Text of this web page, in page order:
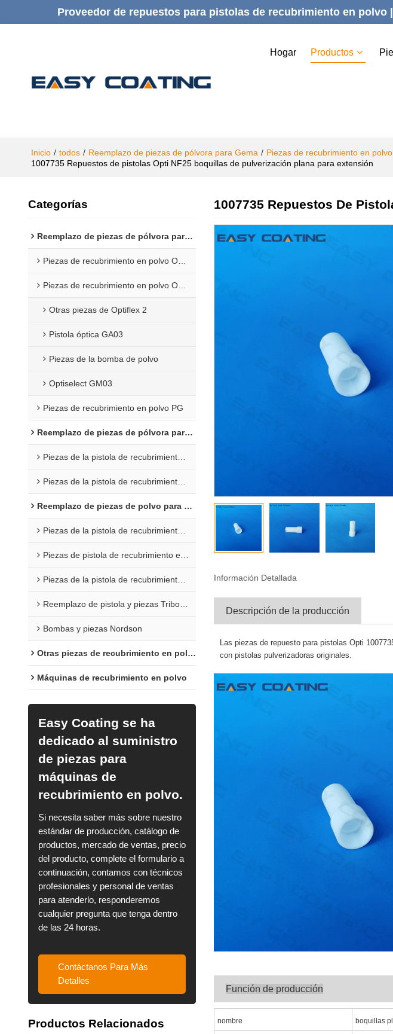
Proveedor de repuestos para pistolas de recubrimiento en
Hogar Productos
Inicio / todos / Reemplazo de piezas de pólvora para Gema / Piezas de recubrimiento en
1007735 Repuestos de pistolas Opti NF25 boquillas de pulverización plana para extensión
Categorías
Reemplazo de piezas de pólvora para Gema
Piezas de recubrimiento en polvo Opti 1F
Piezas de recubrimiento en polvo Opti 2F
Otras piezas de Optiflex 2
Pistola óptica GA03
Piezas de la bomba de polvo
Optiselect GM03
Piezas de recubrimiento en polvo PG
Reemplazo de piezas de pólvora para Wagner
Piezas de la pistola de recubrimiento C4
Piezas de la pistola de recubrimiento en polvo X1
Reemplazo de piezas de polvo para Nordson
Piezas de la pistola de recubrimiento en polvo Encore
Piezas de pistola de recubrimiento en polvo Sure Coat
Piezas de la pistola de recubrimiento en polvo Versa
Reemplazo de pistola y piezas Tribomatic
Bombas y piezas Nordson
Otras piezas de recubrimiento en polvo
Máquinas de recubrimiento en polvo
Easy Coating se ha
dedicado al suministro
de piezas para
máquinas de
recubrimiento en polvo.
Si necesita saber más sobre nuestro
estándar de producción, catálogo de
productos, mercado de ventas, precio
del producto, complete el formulario a
continuación, contamos con técnicos
profesionales y personal de ventas
para atenderlo, responderemos
cualquier pregunta que tenga dentro
de las 24 horas.
Contáctanos Para Más
Detalles
Productos Relacionados
1007735 Repuestos De
Información Detallada
Descripción de la producción
Las piezas de repuesto para pistolas Opti
con pistolas pulverizadoras originales.
Función de producción
nombre boquillas